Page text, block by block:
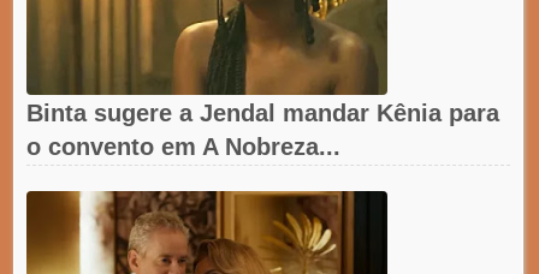
Binta sugere a Jendal mandar Kênia para
o convento em A Nobreza...